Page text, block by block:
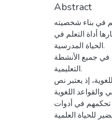
Abstract
في بناء شخصيته.
أداة التعلم في
الحياة المدرسية.
في جميع الأنشطة
التعليمية.
إذ يعتبر نص
اللغوية.
تحكمهم في أدوات